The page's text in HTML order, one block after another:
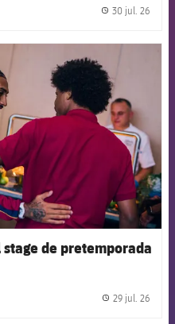
30 jul. 26
de pretemporada
29 jul. 26